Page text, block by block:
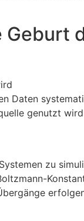
Geburt
Daten
genutzt
zu